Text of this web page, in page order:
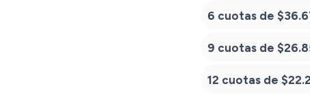
6 cuotas de
9 cuotas de
12 cuotas de